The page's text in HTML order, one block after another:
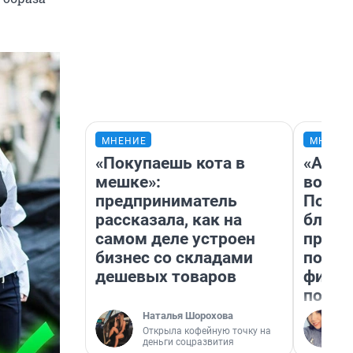
МНЕНИЕ
«Покупаешь кота в
мешке»:
предприниматель
рассказала, как на
самом деле устроен
бизнес со складами
дешевых товаров
Наталья Шорохова
Открыла кофейную точку на
деньги соцразвития
вот